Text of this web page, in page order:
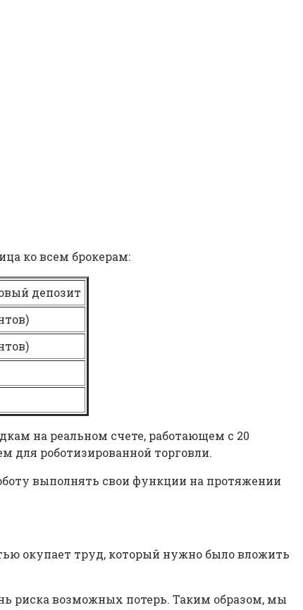
ко всем брокерам:
депозит
на реальном счете, работающем с 20
для роботизированной торговли.
выполнять свои функции на протяжении
окупает труд, который нужно было вложить
риска возможных потерь. Таким образом, мы